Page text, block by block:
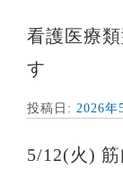
看護医療
す
投稿日: 2026年
5/12(火)